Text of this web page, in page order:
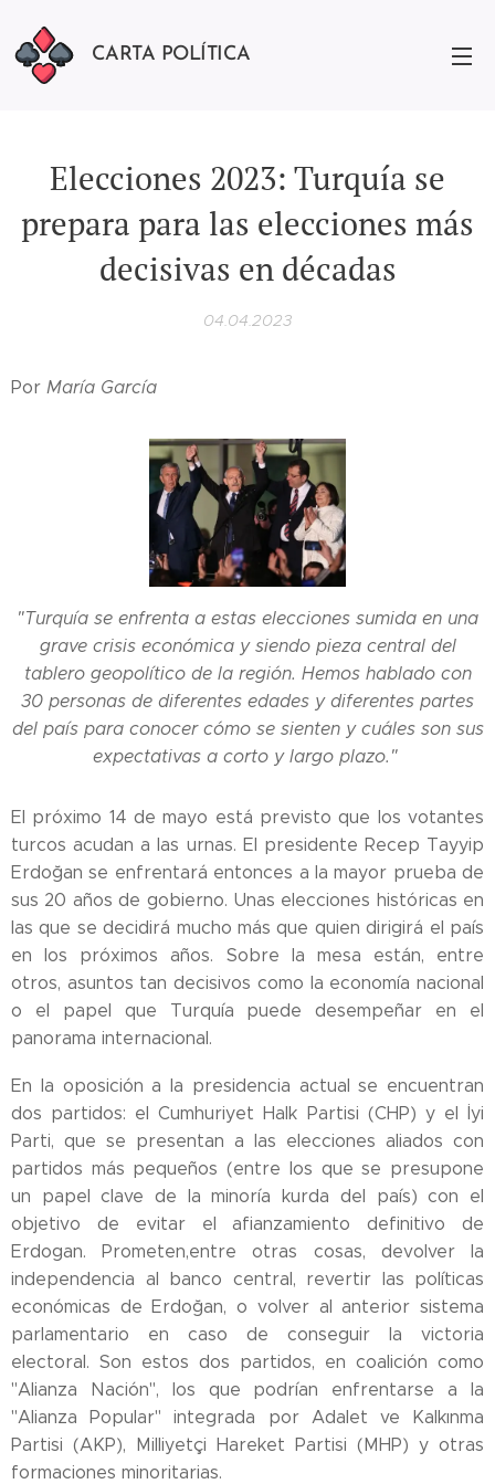
CARTA POLÍTICA
Elecciones 2023: Turquía se
prepara para las elecciones más
decisivas en décadas
04.04.2023
Por María García
"Turquía se enfrenta a estas elecciones sumida en una
grave crisis económica y siendo pieza central del
tablero geopolítico de la región. Hemos hablado con
30 personas de diferentes edades y diferentes partes
del país para conocer cómo se sienten y cuáles son sus
expectativas a corto y largo plazo."
El próximo 14 de mayo está previsto que los votantes
turcos acudan a las urnas. El presidente Recep Tayyip
Erdoğan se enfrentará entonces a la mayor prueba de
sus 20 años de gobierno. Unas elecciones históricas en
las que se decidirá mucho más que quien dirigirá el país
en los próximos años. Sobre la mesa están, entre
otros, asuntos tan decisivos como la economía nacional
o el papel que Turquía puede desempeñar en el
panorama internacional.
En la oposición a la presidencia actual se encuentran
dos partidos: el Cumhuriyet Halk Partisi (CHP) y el İyi
Parti, que se presentan a las elecciones aliados con
partidos más pequeños (entre los que se presupone
un papel clave de la minoría kurda del país) con el
objetivo de evitar el afianzamiento definitivo de
Erdogan. Prometen,entre otras cosas, devolver la
independencia al banco central, revertir las políticas
económicas de Erdoğan, o volver al anterior sistema
parlamentario en caso de conseguir la victoria
electoral. Son estos dos partidos, en coalición como
"Alianza Nación", los que podrían enfrentarse a la
"Alianza Popular" integrada por Adalet ve Kalkınma
Partisi (AKP), Milliyetçi Hareket Partisi (MHP) y otras
formaciones minoritarias.